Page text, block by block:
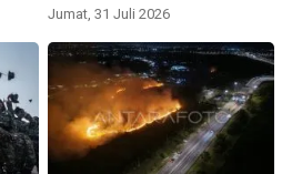
Jumat, 31 Juli 2026